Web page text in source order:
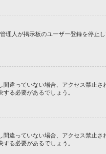
理人が掲示板のユーザー登録を停止
違っていない場合、アクセス禁止さ
る必要があるでしょう。
違っていない場合、アクセス禁止さ
る必要があるでしょう。